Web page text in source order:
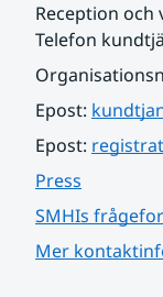
Reception och
Telefon
Epost:
Epost:
Press
SMHIs
Mer